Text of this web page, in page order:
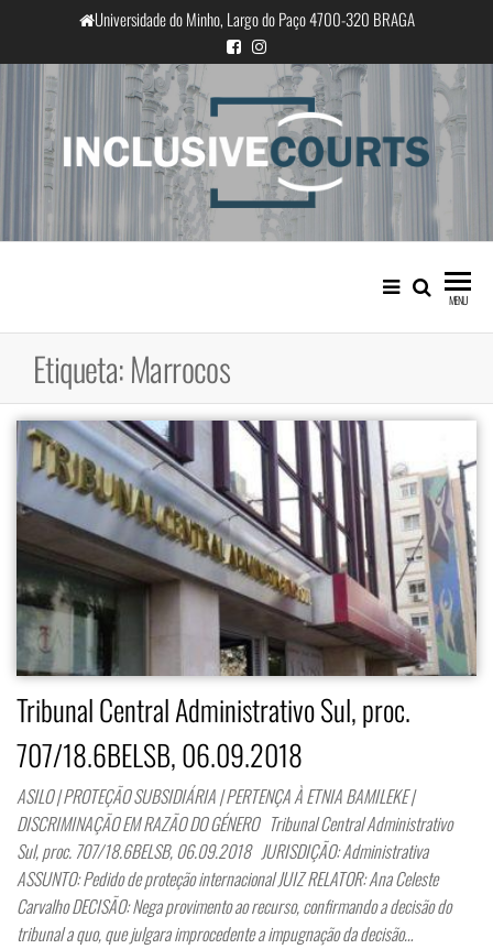
o
conteúdo
Universidade do Minho, Largo do Paço 4700-320 BRAGA
InclusiveCourts
Igualdade e diferença cultural na
prática judicial portuguesa
MENU
Etiqueta:Marrocos
Tribunal Central Administrativo Sul, proc.
707/18.6BELSB, 06.09.2018
ASILO | PROTEÇÃO SUBSIDIÁRIA | PERTENÇA À ETNIA BAMILEKE |
DISCRIMINAÇÃO EM RAZÃO DO GÉNERO Tribunal Central Administrativo
Sul, proc. 707/18.6BELSB, 06.09.2018 JURISDIÇÃO: Administrativa
ASSUNTO: Pedido de proteção internacional JUIZ RELATOR: Ana Celeste
Carvalho DECISÃO: Nega provimento ao recurso, confirmando a decisão do
tribunal a quo, que julgara improcedente a impugnação da decisão…